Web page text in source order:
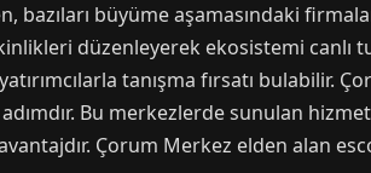
bazıları büyüme aşamasındaki
düzenleyerek ekosistemi canlı
tanışma fırsatı bulabilir.
Bu merkezlerde sunulan
Çorum Merkez elden alan